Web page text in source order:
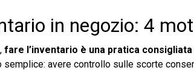
in negozio: 4
fare l’inventario è una pratica
avere controllo sulle scorte